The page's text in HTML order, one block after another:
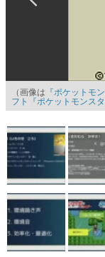
マンガ
女性向け
アプリレビュー
その他
電ファミニコゲー
運営：株式会社マ
（画像は 『ポケットモ
フト『ポケットモンス